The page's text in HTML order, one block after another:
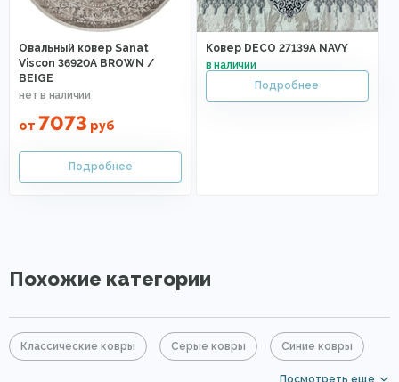
Овальный ковер Sanat
Viscon 36920A BROWN /
BEIGE
от 7073 руб
Ковер DECO 27139A NAVY
Похожие категории
Классические ковры Серые ковры Синие ковры
Посмотреть еще